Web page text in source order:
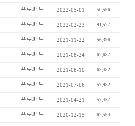
프로패드 2022-05-01 50,596
프로패드 2022-02-23 91,527
프로패드 2021-11-22 56,396
프로패드 2021-08-24 62,687
프로패드 2021-08-10 63,482
프로패드 2021-07-06 57,982
프로패드 2021-04-21 57,457
프로패드 2020-12-15 62,594